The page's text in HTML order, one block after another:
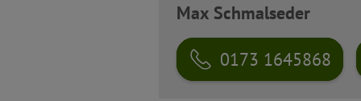
Max Schmalseder
0173 1645868